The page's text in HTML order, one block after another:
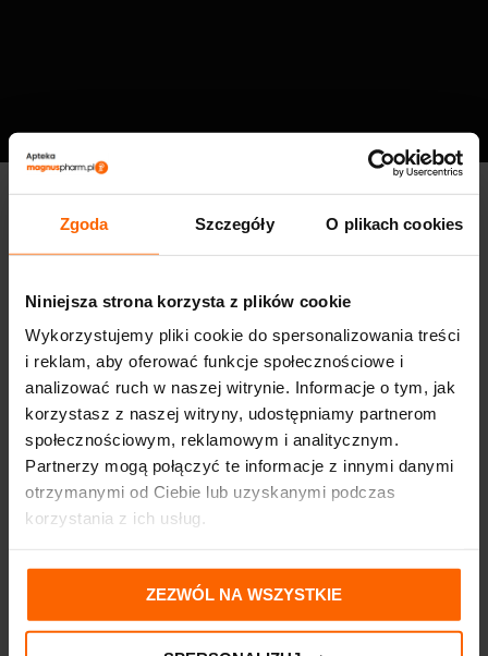
Zgoda Szczegóły O plikach cookies
Niniejsza strona korzysta z plików cookie
Wykorzystujemy pliki cookie do spersonalizowania treści
i reklam, aby oferować funkcje społecznościowe i
analizować ruch w naszej witrynie. Informacje o tym, jak
korzystasz z naszej witryny, udostępniamy partnerom
społecznościowym, reklamowym i analitycznym.
Partnerzy mogą połączyć te informacje z innymi danymi
otrzymanymi od Ciebie lub uzyskanymi podczas
korzystania z ich usług.
ZEZWÓL NA WSZYSTKIE
VESTIBULUM CUBILIA